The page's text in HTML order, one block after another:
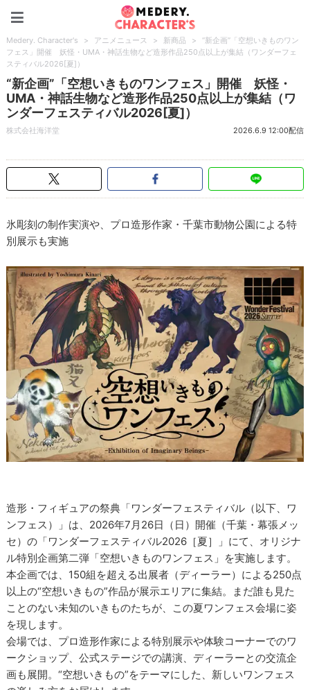
Medery. Character's > アニメニュース > 新商品 >
“新企画”「空想いきものワン
フェス」開催 妖怪・UMA・神話生物など造形作品250点以上が集結（ワンダーフェ
スティバル2026[夏]）
“新企画”「空想いきものワンフェス」開催 妖怪・
UMA・神話生物など造形作品250点以上が集結（ワ
ンダーフェスティバル2026[夏]）
株式会社海洋堂 2026.6.9 12:00配信
氷彫刻の制作実演や、プロ造形作家・千葉市動物公園による特
別展示も実施
造形・フィギュアの祭典「ワンダーフェスティバル（以下、ワ
ンフェス）」は、2026年7月26日（日）開催（千葉・幕張メッ
セ）の「ワンダーフェスティバル2026［夏］」にて、オリジナ
ル特別企画第二弾「空想いきものワンフェス」を実施します。
本企画では、150組を超える出展者（ディーラー）による250点
以上の“空想いきもの”作品が展示エリアに集結。まだ誰も見た
ことのない未知のいきものたちが、この夏ワンフェス会場に姿
を現します。
会場では、プロ造形作家による特別展示や体験コーナーでのワ
ークショップ、公式ステージでの講演、ディーラーとの交流企
画も展開。“空想いきもの”をテーマにした、新しいワンフェス